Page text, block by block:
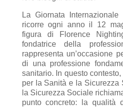
La Giornata Internazionale
ricorre ogni anno il 12
figura di Florence
fondatrice della
rappresenta un’occasione
di una professione
sanitario. In questo
per la Sanità e la Sicurezza
la Sicurezza Sociale
punto concreto: la qualità